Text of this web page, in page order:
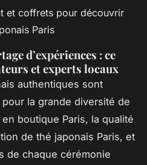
et coffrets pour découvrir
Paris
d’expériences : ce
et experts locaux
authentiques sont
la grande diversité de
boutique Paris, la qualité
de thé japonais Paris, et
de chaque cérémonie